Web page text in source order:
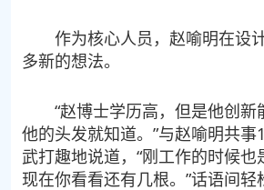
作为核心人员，赵喻明在设
多新的想法。
“赵博士学历高，但是他创新
他的头发就知道。”与赵喻明共事
武打趣地说道，“刚工作的时候也
现在你看看还有几根。”话语间轻